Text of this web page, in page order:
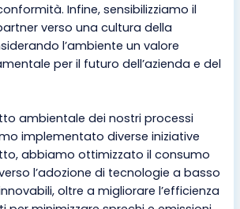
Infine, sensibilizziamo il
verso una cultura della
l’ambiente un valore
per il futuro dell’azienda e del
ambientale dei nostri processi
implementato diverse iniziative
abbiamo ottimizzato il consumo
l’adozione di tecnologie a basso
oltre a migliorare l’efficienza